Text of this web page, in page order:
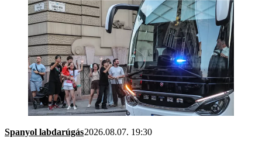
Spanyol labdarúgás2026.08.07. 19:30